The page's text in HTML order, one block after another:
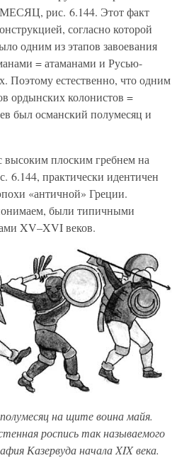
рис. 6.144. Этот факт
согласно которой
одним из этапов завоевания
= атаманами и Русью-
Поэтому естественно, что одним
ордынских колонистов =
был османский полумесяц и
плоским гребнем на
6.144, практически идентичен
«античной» Греции.
были типичными
XV–XVI веков.
на щите воина майя.
роспись так называемого
Казервуда начала XIX века.